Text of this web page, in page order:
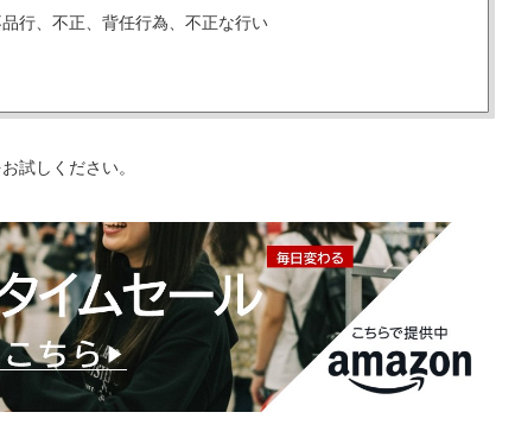
行、不正、背任行為、不正な行い
試しください。